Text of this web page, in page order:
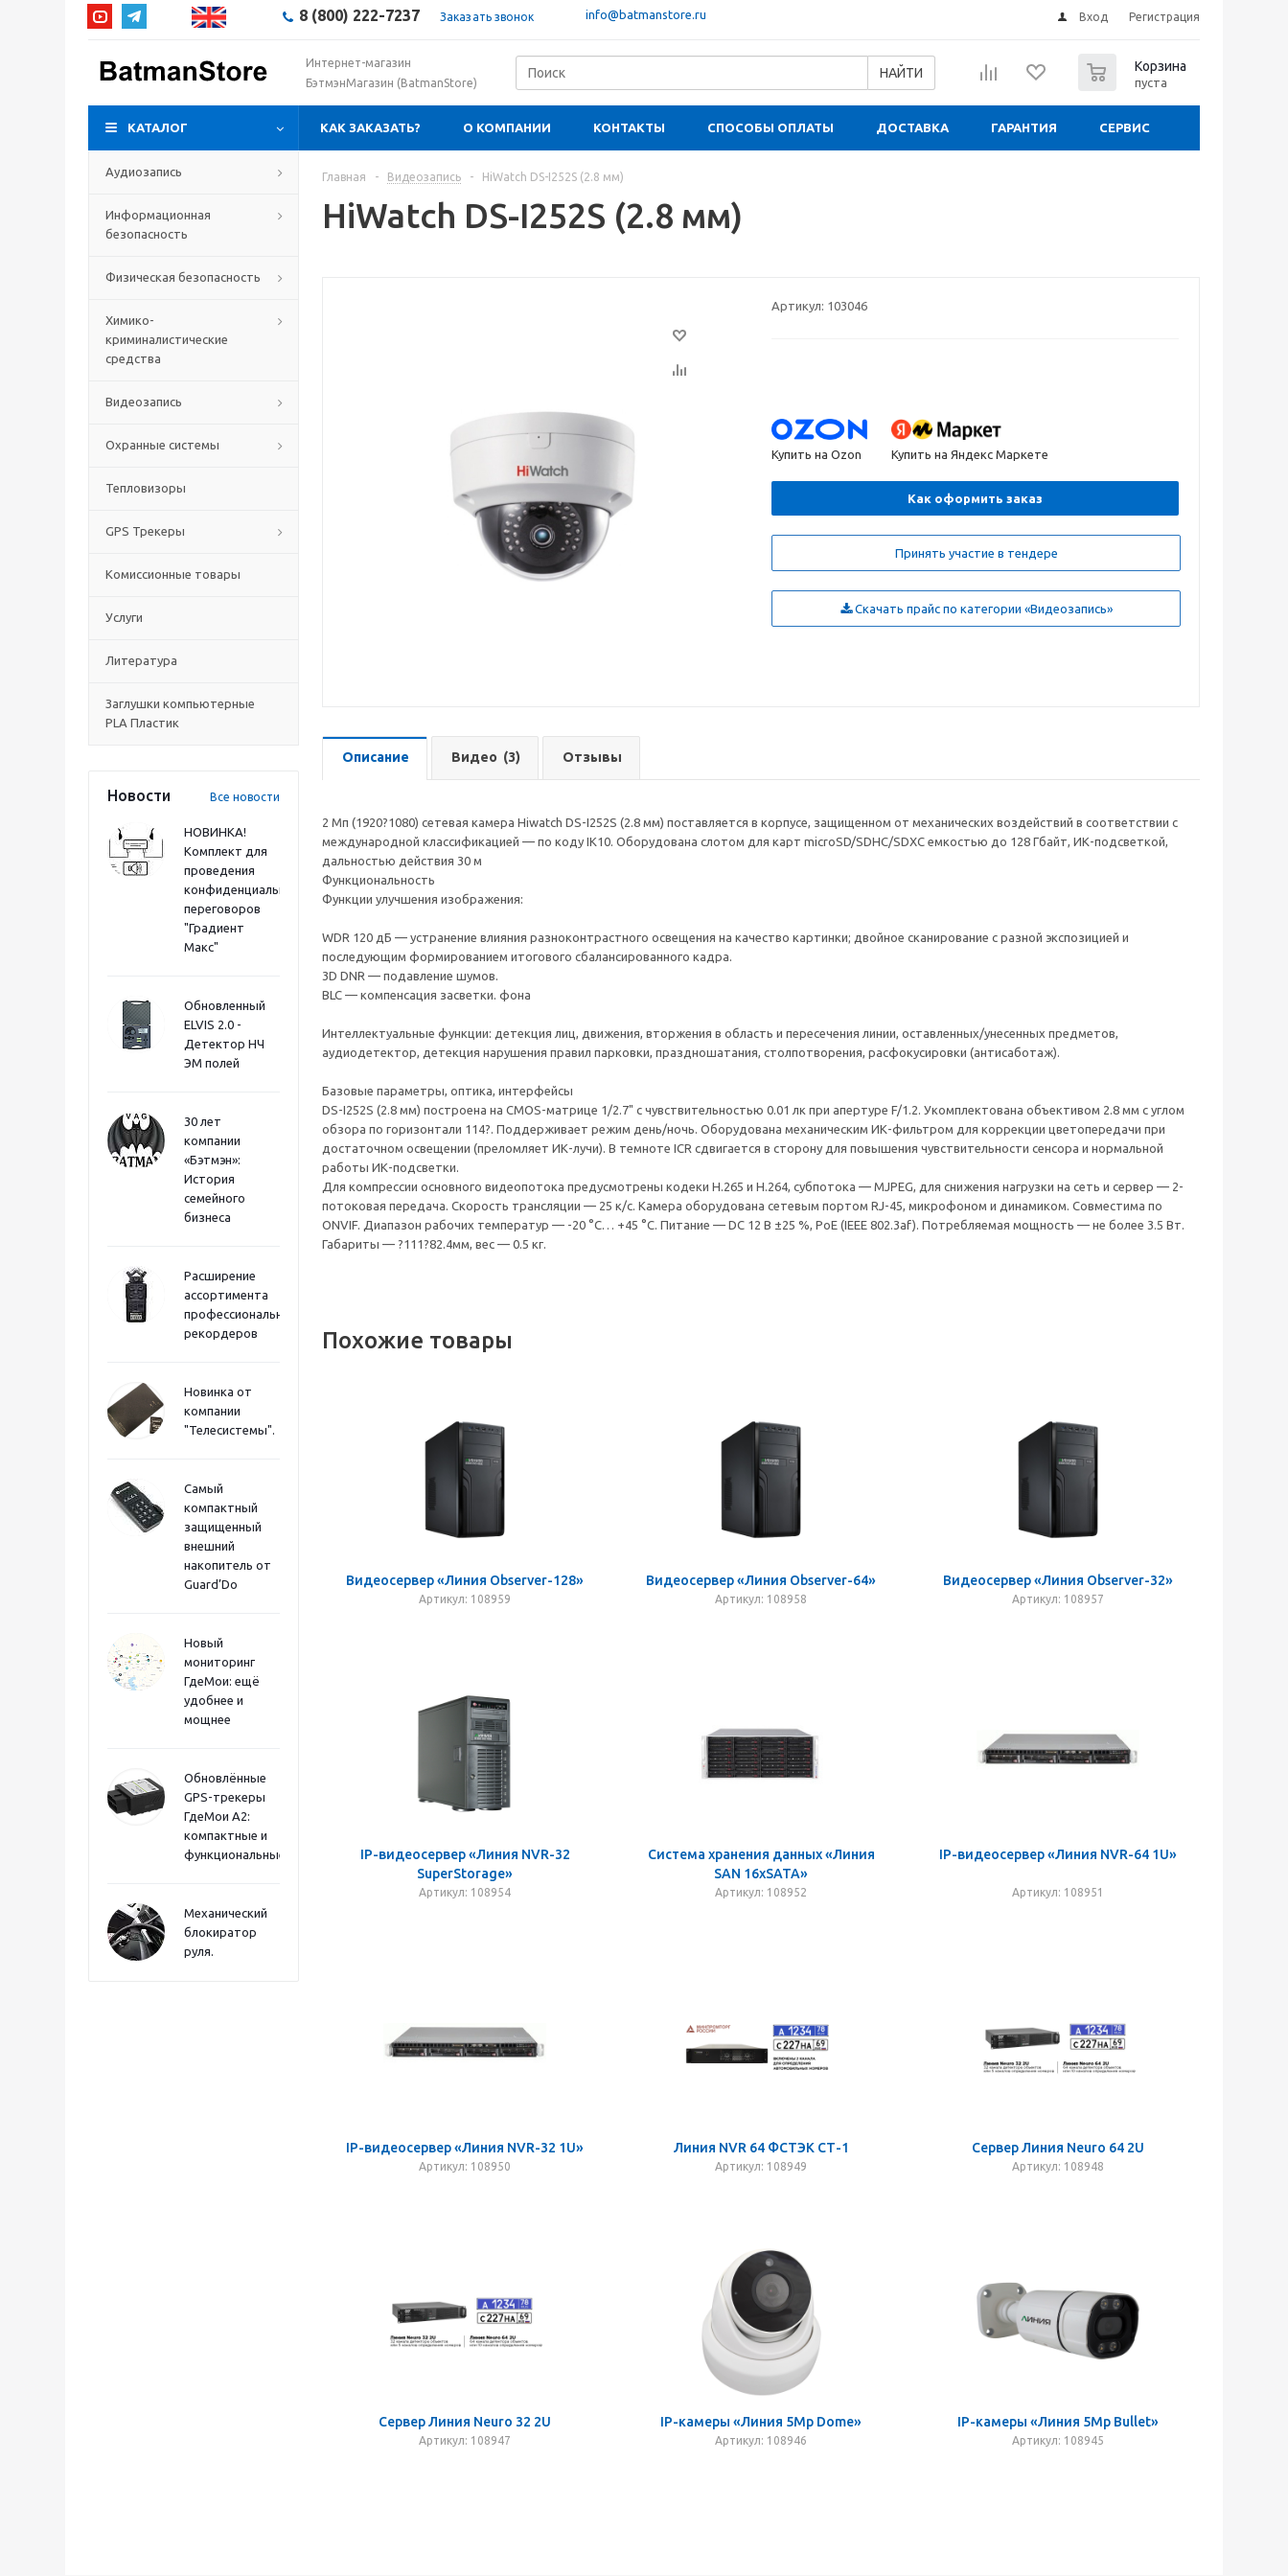
8 (800) 222-7237 Заказать звонок info@batmanstore.ru Вход Регистрация
Интернет-магазин
БэтмэнМагазин (BatmanStore)
НАЙТИ Корзина
пуста
КАТАЛОГ КАК ЗАКАЗАТЬ? О КОМПАНИИ КОНТАКТЫ СПОСОБЫ ОПЛАТЫ ДОСТАВКА ГАРАНТИЯ СЕРВИС
Аудиозапись
Информационная
безопасность
Физическая безопасность
Химико-
криминалистические
средства
Видеозапись
Охранные системы
Тепловизоры
GPS Трекеры
Комиссионные товары
Услуги
Литература
Заглушки компьютерные
PLA Пластик
Новости Все новости
НОВИНКА!
Комплект для
проведения
конфиденциальных
переговоров
"Градиент
Макс"
Обновленный
ELVIS 2.0 -
Детектор НЧ
ЭМ полей
30 лет
компании
«Бэтмэн»:
История
семейного
бизнеса
Расширение
ассортимента
профессиональных
рекордеров
Новинка от
компании
"Телесистемы".
Самый
компактный
защищенный
внешний
накопитель от
Guard’Do
Новый
мониторинг
ГдеМои: ещё
удобнее и
мощнее
Обновлённые
GPS-трекеры
ГдеМои А2:
компактные и
функциональные
Механический
блокиратор
руля.
Главная - Видеозапись - HiWatch DS-I252S (2.8 мм)
HiWatch DS-I252S (2.8 мм)
Артикул: 103046
Купить на Ozon Купить на Яндекс Маркете
Как оформить заказ
Принять участие в тендере
Скачать прайс по категории «Видеозапись»
Описание Видео (3) Отзывы
2 Мп (1920?1080) сетевая камера Hiwatch DS-I252S (2.8 мм) поставляется в корпусе, защищенном от механических воздействий в соответствии с
международной классификацией — по коду IK10. Оборудована слотом для карт microSD/SDHC/SDXC емкостью до 128 Гбайт, ИК-подсветкой,
дальностью действия 30 м
Функциональность
Функции улучшения изображения:
WDR 120 дБ — устранение влияния разноконтрастного освещения на качество картинки; двойное сканирование с разной экспозицией и
последующим формированием итогового сбалансированного кадра.
3D DNR — подавление шумов.
BLC — компенсация засветки. фона
Интеллектуальные функции: детекция лиц, движения, вторжения в область и пересечения линии, оставленных/унесенных предметов,
аудиодетектор, детекция нарушения правил парковки, праздношатания, столпотворения, расфокусировки (антисаботаж).
Базовые параметры, оптика, интерфейсы
DS-I252S (2.8 мм) построена на CMOS-матрице 1/2.7" с чувствительностью 0.01 лк при апертуре F/1.2. Укомплектована объективом 2.8 мм с углом
обзора по горизонтали 114?. Поддерживает режим день/ночь. Оборудована механическим ИК-фильтром для коррекции цветопередачи при
достаточном освещении (преломляет ИК-лучи). В темноте ICR сдвигается в сторону для повышения чувствительности сенсора и нормальной
работы ИК-подсветки.
Для компрессии основного видеопотока предусмотрены кодеки H.265 и H.264, субпотока — MJPEG, для снижения нагрузки на сеть и сервер — 2-
потоковая передача. Скорость трансляции — 25 к/с. Камера оборудована сетевым портом RJ-45, микрофоном и динамиком. Совместима по
ONVIF. Диапазон рабочих температур — -20 °C… +45 °C. Питание — DC 12 В ±25 %, PoE (IEEE 802.3af). Потребляемая мощность — не более 3.5 Вт.
Габариты — ?111?82.4мм, вес — 0.5 кг.
Похожие товары
Видеосервер «Линия Observer-128»
Артикул: 108959
Видеосервер «Линия Observer-64»
Артикул: 108958
Видеосервер «Линия Observer-32»
Артикул: 108957
IP-видеосервер «Линия NVR-32
SuperStorage»
Артикул: 108954
Система хранения данных «Линия
SAN 16хSATA»
Артикул: 108952
IP-видеосервер «Линия NVR-64 1U»
Артикул: 108951
IP-видеосервер «Линия NVR-32 1U»
Артикул: 108950
Линия NVR 64 ФСТЭК СТ-1
Артикул: 108949
Сервер Линия Neuro 64 2U
Артикул: 108948
Сервер Линия Neuro 32 2U
Артикул: 108947
IP-камеры «Линия 5Mp Dome»
Артикул: 108946
IP-камеры «Линия 5Mp Bullet»
Артикул: 108945